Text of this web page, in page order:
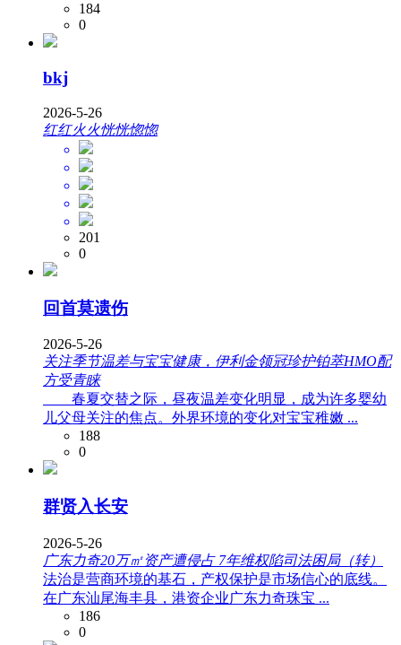
184
0
bkj
2026-5-26
红红火火恍恍惚惚
201
0
回首莫遗伤
2026-5-26
关注季节温差与宝宝健康，伊利金领冠珍护铂萃HMO配
方受青睐
春夏交替之际，昼夜温差变化明显，成为许多婴幼
儿父母关注的焦点。外界环境的变化对宝宝稚嫩 ...
188
0
群贤入长安
2026-5-26
广东力奇20万㎡资产遭侵占 7年维权陷司法困局（转）
法治是营商环境的基石，产权保护是市场信心的底线。
在广东汕尾海丰县，港资企业广东力奇珠宝 ...
186
0